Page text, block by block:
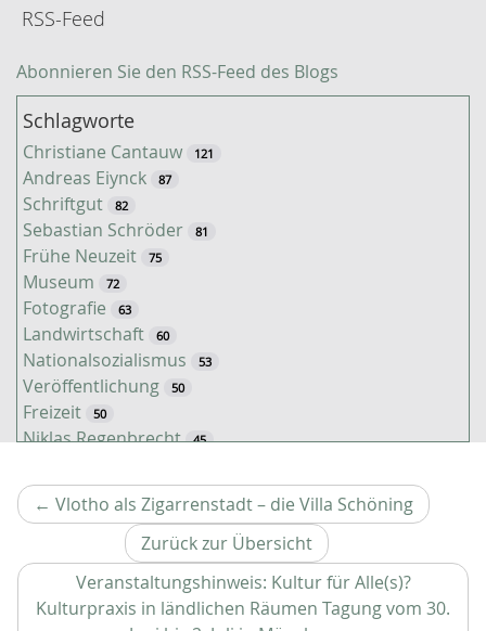
RSS-Feed
Abonnieren Sie den RSS-Feed des Blogs
Schlagworte
Christiane Cantauw 121
Andreas Eiynck 87
Schriftgut 82
Sebastian Schröder 81
Frühe Neuzeit 75
Museum 72
Fotografie 63
Landwirtschaft 60
Nationalsozialismus 53
Veröffentlichung 50
Freizeit 50
Niklas Regenbrecht 45
Tiere
Timo Luks
31
Christof Spannhoff
Kathrin Schulte
Kolonialismus
← Vlotho als Zigarrenstadt – die Villa Schöning
Artikel
Zurück zur Übersicht
Veranstaltungshinweis: Kultur für Alle(s)?
Kulturpraxis in ländlichen Räumen Tagung vom 30.